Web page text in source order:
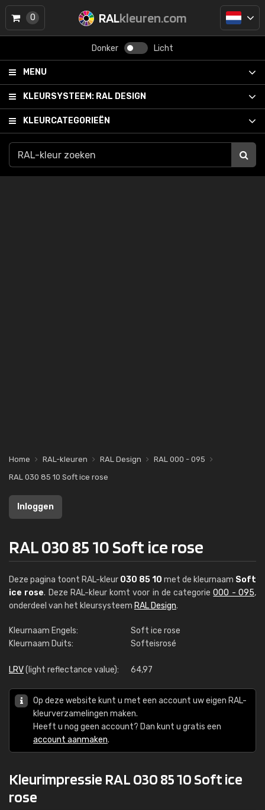
RALkleuren.com
Donker Licht
MENU
KLEURSYSTEEM: RAL DESIGN
KLEURCATEGORIEËN
0
Home RAL-kleuren RAL Design
RAL 000 - 095
RAL 030 85 10 Soft ice rose
Inloggen
RAL 030 85 10 Soft ice rose
Deze pagina toont RAL-kleur 030 85 10 met de kleurnaam Soft
ice rose. Deze RAL-kleur komt voor in de categorie000 - 095,
onderdeel van het kleursysteem RAL Design.
Kleurnaam Engels:
Soft ice rose
Kleurnaam Duits:
Softeisrosé
LRV(light reflectance value): 64,97
Op deze website kunt u met een account uw eigen RAL-
kleurverzamelingen maken.
Heeft u nog geen account? Dan kunt u gratis een
account aanmaken.
Kleurimpressie RAL 030 85 10 Soft ice
rose